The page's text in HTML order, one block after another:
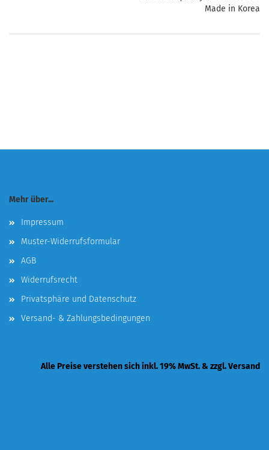
Made in Korea
Mehr über...
Impressum
Muster-Widerrufsformular
AGB
Widerrufsrecht
Privatsphäre und Datenschutz
Versand- & Zahlungsbedingungen
Alle Preise verstehen sich inkl. 19% MwSt. & zzgl. Versand